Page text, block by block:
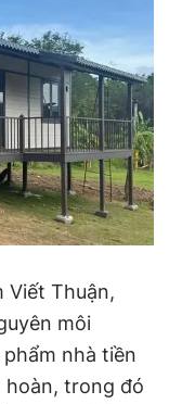
Viết Thuận,
môi
nhà tiền
hoàn, trong đó